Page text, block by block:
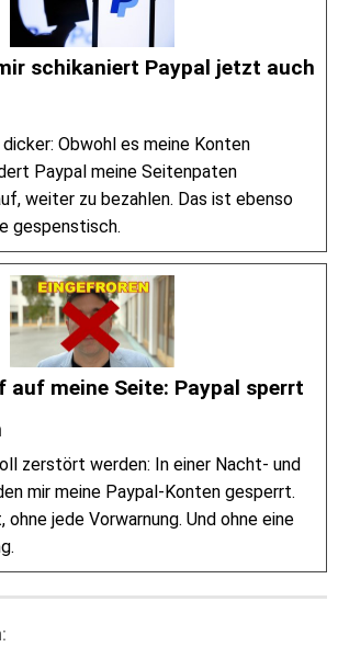
schikaniert Paypal jetzt auch
Obwohl es meine Konten
Paypal meine Seitenpaten
weiter zu bezahlen. Das ist ebenso
gespenstisch.
meine Seite: Paypal sperrt
zerstört werden: In einer Nacht- und
mir meine Paypal-Konten gesperrt.
jede Vorwarnung. Und ohne eine